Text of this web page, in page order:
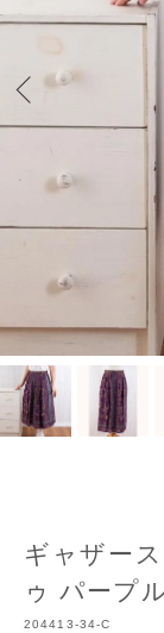
ギャザー
ゥ パープ
204413-34-C